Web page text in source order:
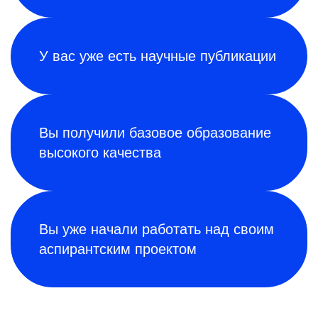
У вас уже есть научные публикации
Вы получили базовое образование
высокого качества
Вы уже начали работать над своим
аспирантским проектом